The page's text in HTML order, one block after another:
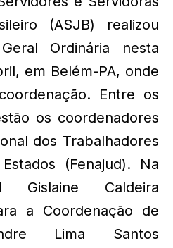
(ASJB) realizou
Ordinária nesta
em Belém-PA, onde
Entre os
os coordenadores
dos Trabalhadores
(Fenajud). Na
Gislaine Caldeira
a Coordenação de
Lima Santos